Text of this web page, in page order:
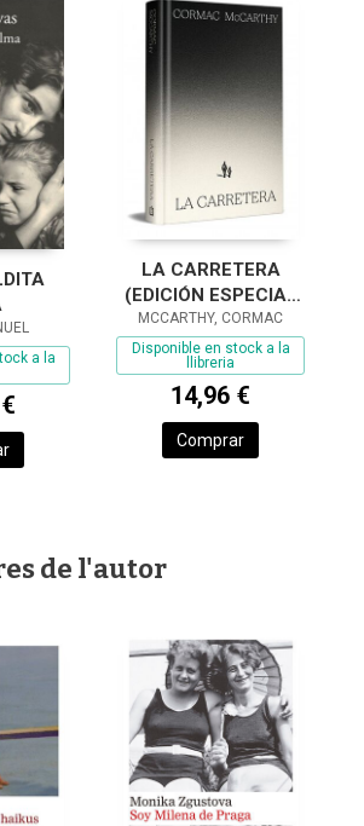
a la
LA CARRETERA
(EDICIÓN ESPECIAL
EN TAPA DURA)
MCCARTHY, CORMAC
Disponible en stock a la
llibreria
14,96 €
Comprar
de l'autor